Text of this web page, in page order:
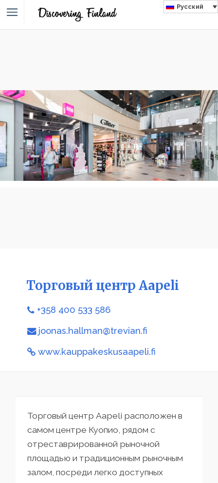
Русский
Торговый центр Ааpeli
+358 400 533 586
joonas.hallman@trevian.fi
www.kauppakeskusaapeli.fi
Торговый центр Aapeli расположен в
самом центре Куопио, рядом с
отреставрированной рыночной
площадью и традиционным рыночным
залом, посреди легко доступных